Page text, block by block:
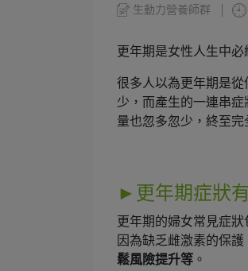
生動力營養師群
更年期是女性人生中必
很多人以為更年期是
少，而產生的一連串
量也忽多忽少，終至完
►更年期症狀
更年期的婦女常見症
因為缺乏雌激素的保
鬆風險提升等 。